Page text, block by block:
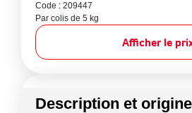
Code : 209447
Par colis de 5 kg
Afficher le
Description et origine